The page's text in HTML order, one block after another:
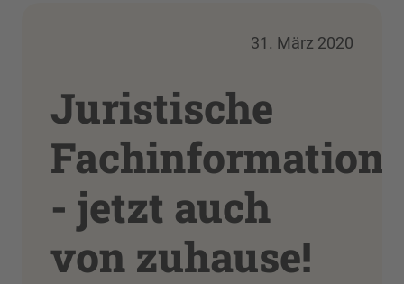
31. März 2020
Juristische
- jetzt auch
von zuhause!